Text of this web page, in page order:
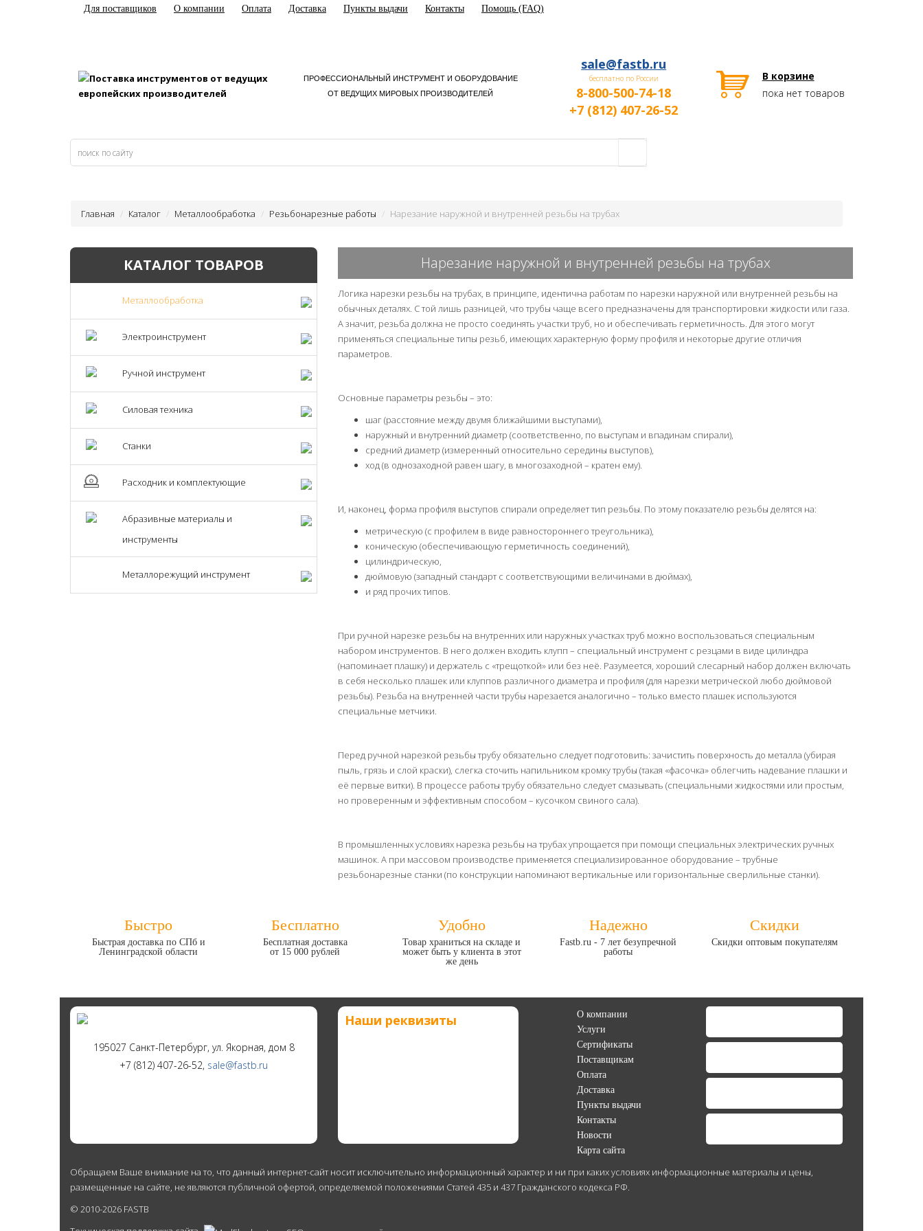
Для поставщиков О компании Оплата Доставка Пункты выдачи Контакты Помощь (FAQ)
ПРОФЕССИОНАЛЬНЫЙ ИНСТРУМЕНТ И ОБОРУДОВАНИЕ
ОТ ВЕДУЩИХ МИРОВЫХ ПРОИЗВОДИТЕЛЕЙ
sale@fastb.ru
бесплатно по России
8-800-500-74-18
+7 (812) 407-26-52
В корзине
пока нет товаров
Главная Каталог Металлообработка Резьбонарезные работы Нарезание наружной и внутренней резьбы на трубах
КАТАЛОГ ТОВАРОВ
Металлообработка
Электроинструмент
Ручной инструмент
Силовая техника
Станки
Расходник и комплектующие
Абразивные материалы и
инструменты
Металлорежущий инструмент
Нарезание наружной и внутренней резьбы на трубах
Логика нарезки резьбы на трубах, в принципе, идентична работам по нарезки наружной или внутренней резьбы на
обычных деталях. С той лишь разницей, что трубы чаще всего предназначены для транспортировки жидкости или газа.
А значит, резьба должна не просто соединять участки труб, но и обеспечивать герметичность. Для этого могут
применяться специальные типы резьб, имеющих характерную форму профиля и некоторые другие отличия
параметров.
Основные параметры резьбы – это:
шаг (расстояние между двумя ближайшими выступами),
наружный и внутренний диаметр (соответственно, по выступам и впадинам спирали),
средний диаметр (измеренный относительно середины выступов),
ход (в однозаходной равен шагу, в многозаходной – кратен ему).
И, наконец, форма профиля выступов спирали определяет тип резьбы. По этому показателю резьбы делятся на:
метрическую (с профилем в виде равностороннего треугольника),
коническую (обеспечивающую герметичность соединений),
цилиндрическую,
дюймовую (западный стандарт с соответствующими величинами в дюймах),
и ряд прочих типов.
При ручной нарезке резьбы на внутренних или наружных участках труб можно воспользоваться специальным
набором инструментов. В него должен входить клупп – специальный инструмент с резцами в виде цилиндра
(напоминает плашку) и держатель с «трещоткой» или без неё. Разумеется, хороший слесарный набор должен включать
в себя несколько плашек или клуппов различного диаметра и профиля (для нарезки метрической любо дюймовой
резьбы). Резьба на внутренней части трубы нарезается аналогично – только вместо плашек используются
специальные метчики.
Перед ручной нарезкой резьбы трубу обязательно следует подготовить: зачистить поверхность до металла (убирая
пыль, грязь и слой краски), слегка сточить напильником кромку трубы (такая «фасочка» облегчить надевание плашки и
её первые витки). В процессе работы трубу обязательно следует смазывать (специальными жидкостями или простым,
но проверенным и эффективным способом – кусочком свиного сала).
В промышленных условиях нарезка резьбы на трубах упрощается при помощи специальных электрических ручных
машинок. А при массовом производстве применяется специализированное оборудование – трубные
резьбонарезные станки (по конструкции напоминают вертикальные или горизонтальные сверлильные станки).
Быстро
Быстрая доставка по СПб и
Ленинградской области
Бесплатно
Бесплатная доставка
от 15 000 рублей
Удобно
Товар храниться на складе и
может быть у клиента в этот
же день
Надежно
Fastb.ru - 7 лет безупречной
работы
Скидки
Скидки оптовым покупателям
195027 Санкт-Петербург, ул. Якорная, дом 8
+7 (812) 407-26-52, sale@fastb.ru
Наши реквизиты
О компании
Услуги
Сертификаты
Поставщикам
Оплата
Доставка
Пункты выдачи
Контакты
Новости
Карта сайта
Обращаем Ваше внимание на то, что данный интернет-сайт носит исключительно информационный характер и ни при каких условиях информационные материалы и цены,
размещенные на сайте, не являются публичной офертой, определяемой положениями Статей 435 и 437 Гражданского кодекса РФ.
© 2010-2026 FASTB